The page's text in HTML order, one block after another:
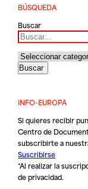
BÚSQUEDA
Buscar
INFO-EUROPA
Si quieres recibir
Centro de
subscribirte a
Suscribirse
*Al realizar la
de privacidad.